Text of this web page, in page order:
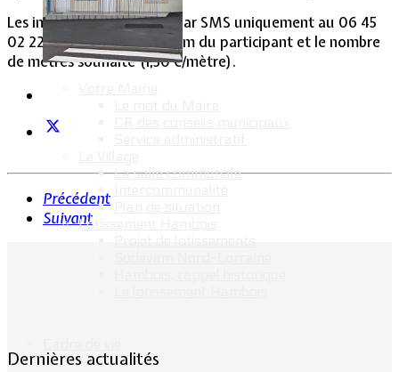
La salle communale
Lotissement Hambois
Les inscriptions se feront par SMS uniquement au 06 45
02 22 52 en précisant le nom du participant et le nombre
de mètres souhaité (1,50 €/mètre).
Précédent
Suivant
Dernières actualités